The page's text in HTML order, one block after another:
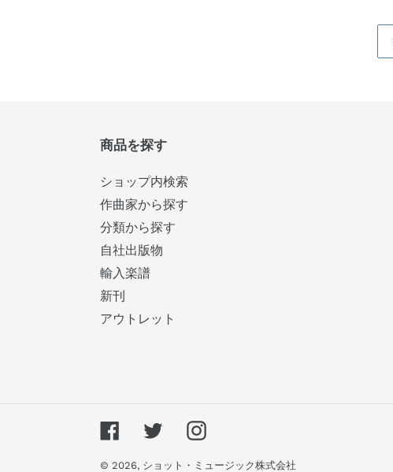
商品を探す
ショップ内検索
作曲家から探す
分類から探す
自社出版物
輸入楽譜
新刊
アウトレット
FacebookTwitterInstagram
© 2026, ショット・ミュージック株式会社